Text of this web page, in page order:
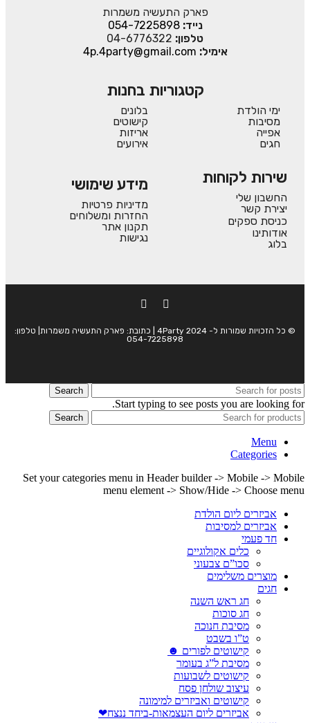
פארק התעשיה משמרות
נייד:054-7225898
טלפון: 04-6776322
אימיל: 4p.4party@gmail.com
קטגוריות בחנות
ימי הולדת
מסיבות
אפייה
חגים
בלונים
קישוטים
אריזות
אירועים
שירות לקוחות
החשבון שלי
יצירת קשר
כניסת ספקים
אודותינו
בלוג
מידע שימושי
מדיניות פרטיות
החזרות ומשלוחים
תקנון אתר
נגישות
© כל הזכויות שמורות ל- 4Party 2024 | כתובת: פארק התעשיה משמרות| טלפון:
054-7225898
Search
Start typing to see posts you are looking for.
Search
Menu
Categories
Set your categories menu in Header builder -> Mobile -> Mobile
menu element -> Show/Hide -> Choose menu
אביזרים ליום הולדת
אביזרים למסיבות
חד פעמי
כלים אקולוגיים
סכו”ם צבעוני
מוצרים משלימים
חגים
חג ראש השנה
חג סוכות
מסיבת חנוכה
ט”ו בשבט
קישוטים לפורים ☻
מסיבת ל”ג בעומר
קישוטים לשבועות
עיצוב שולחן פסח
קישוטים ואביזרים למימונה
אביזרים ליום העצמאות-ביחד ננצח❤